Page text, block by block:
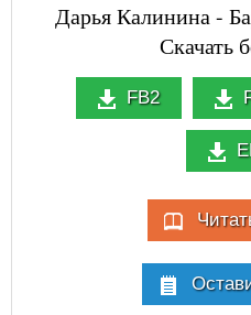
Дарья Калинина -
Скачать
FB2